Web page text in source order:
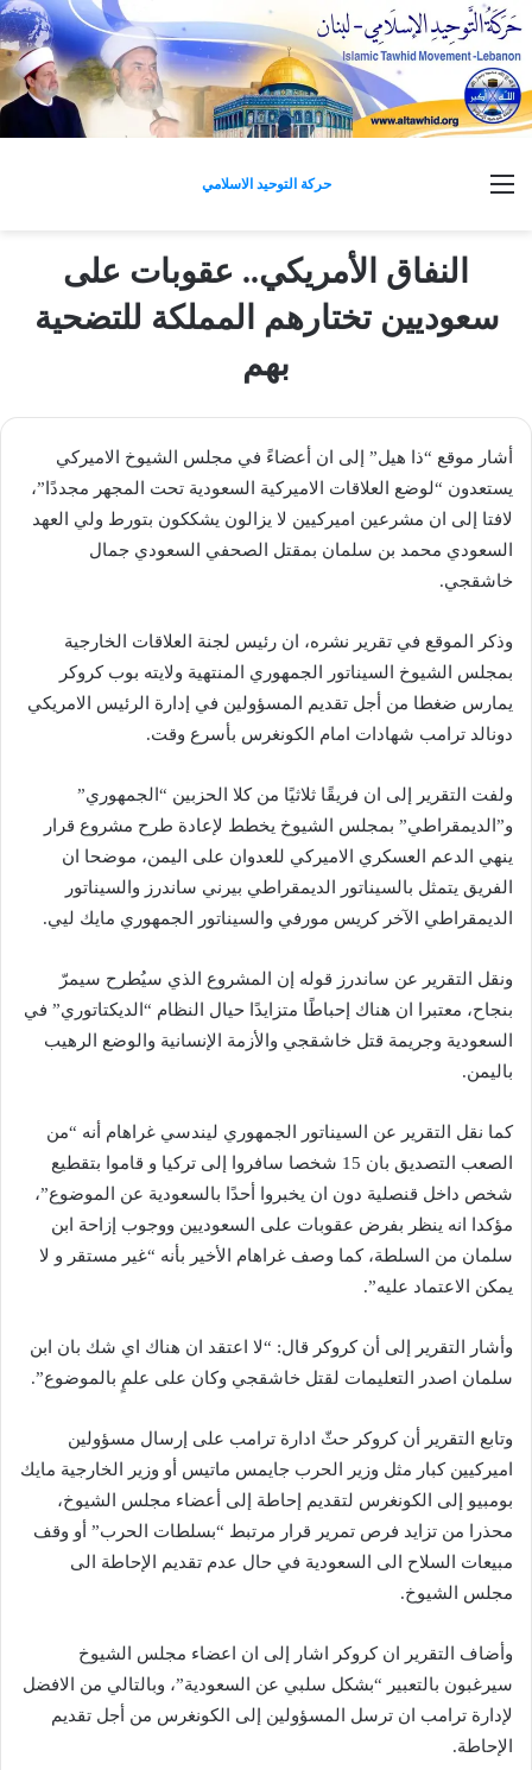
حركة التوحيد الاسلامي
النفاق الأمريكي.. عقوبات على
سعوديين تختارهم المملكة للتضحية
بهم
أشار موقع “ذا هيل” إلى ان أعضاءً في مجلس الشيوخ الاميركي
يستعدون “لوضع العلاقات الاميركية السعودية تحت المجهر مجددًا”،
لافتا إلى ان مشرعين اميركيين لا يزالون يشككون بتورط ولي العهد
السعودي محمد بن سلمان بمقتل الصحفي السعودي جمال
خاشقجي.
وذكر الموقع في تقرير نشره، ان رئيس لجنة العلاقات الخارجية
بمجلس الشيوخ السيناتور الجمهوري المنتهية ولايته بوب كروكر
يمارس ضغطا من أجل تقديم المسؤولين في إدارة الرئيس الامريكي
دونالد ترامب شهادات امام الكونغرس بأسرع وقت.
ولفت التقرير إلى ان فريقًا ثلاثيًا من كلا الحزبين “الجمهوري”
و”الديمقراطي” بمجلس الشيوخ يخطط لإعادة طرح مشروع قرار
ينهي الدعم العسكري الاميركي للعدوان على اليمن، موضحا ان
الفريق يتمثل بالسيناتور الديمقراطي بيرني ساندرز والسيناتور
الديمقراطي الآخر كريس مورفي والسيناتور الجمهوري مايك ليي.
ونقل التقرير عن ساندرز قوله إن المشروع الذي سيُطرح سيمرّ
بنجاح، معتبرا ان هناك إحباطًا متزايدًا حيال النظام “الديكتاتوري” في
السعودية وجريمة قتل خاشقجي والأزمة الإنسانية والوضع الرهيب
باليمن.
كما نقل التقرير عن السيناتور الجمهوري ليندسي غراهام أنه “من
الصعب التصديق بان 15 شخصا سافروا إلى تركيا و قاموا بتقطيع
شخص داخل قنصلية دون ان يخبروا أحدًا بالسعودية عن الموضوع”،
مؤكدا انه ينظر بفرض عقوبات على السعوديين ووجوب إزاحة ابن
سلمان من السلطة، كما وصف غراهام الأخير بأنه “غير مستقر و لا
يمكن الاعتماد عليه”.
وأشار التقرير إلى أن كروكر قال: “لا اعتقد ان هناك اي شك بان ابن
سلمان اصدر التعليمات لقتل خاشقجي وكان على علمٍ بالموضوع”.
وتابع التقرير أن كروكر حثّ ادارة ترامب على إرسال مسؤولين
اميركيين كبار مثل وزير الحرب جايمس ماتيس أو وزير الخارجية مايك
بومبيو إلى الكونغرس لتقديم إحاطة إلى أعضاء مجلس الشيوخ،
محذرا من تزايد فرص تمرير قرار مرتبط “بسلطات الحرب” أو وقف
مبيعات السلاح الى السعودية في حال عدم تقديم الإحاطة الى
مجلس الشيوخ.
وأضاف التقرير ان كروكر اشار إلى ان اعضاء مجلس الشيوخ
سيرغبون بالتعبير “بشكل سلبي عن السعودية”، وبالتالي من الافضل
لإدارة ترامب ان ترسل المسؤولين إلى الكونغرس من أجل تقديم
الإحاطة.